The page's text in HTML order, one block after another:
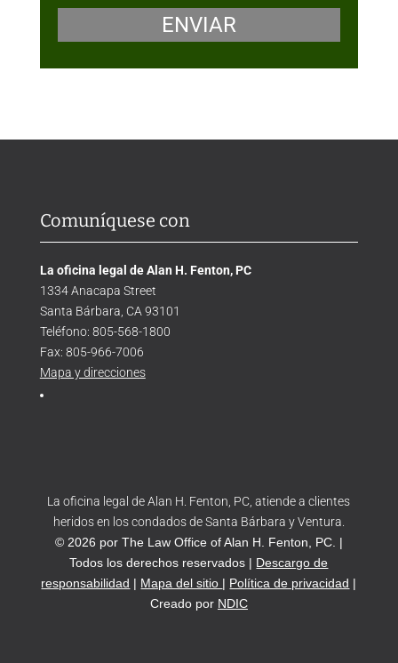
Comuníquese con
La oficina legal de Alan H. Fenton, PC
1334 Anacapa Street
Santa Bárbara, CA 93101
Teléfono: 805-568-1800
Fax: 805-966-7006
Mapa y direcciones
La oficina legal de Alan H. Fenton, PC, atiende a clientes
heridos en los condados de Santa Bárbara y Ventura.
© 2026 por The Law Office of Alan H. Fenton, PC. |
Todos los derechos reservados | Descargo de
responsabilidad | Mapa del sitio | Política de privacidad |
Creado por NDIC